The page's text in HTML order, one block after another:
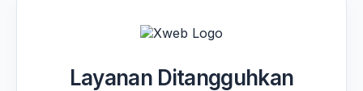
Layanan Ditangguhkan